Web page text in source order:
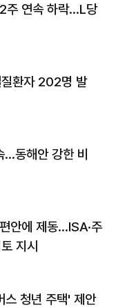
주 연속 하락…L당
환자 202명 발
…동해안 강한 비
안에 제동…ISA·주
지시
청년 주택' 제안